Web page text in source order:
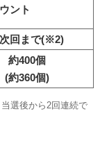
ント
回まで(※2)
約400個
(約360個)
選後から2回連続で